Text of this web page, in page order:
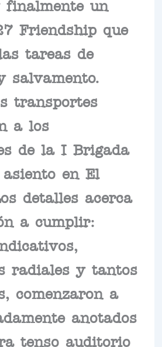
finalmente un
Friendship que
tareas de
salvamento.
transportes
a los
de la I Brigada
asiento en El
detalles acerca
a cumplir:
radiales y tantos
comenzaron a
anotados
tenso auditorio